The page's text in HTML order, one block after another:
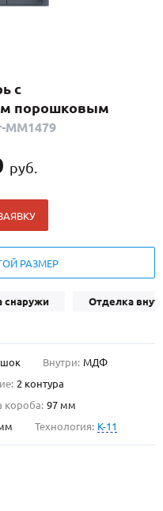
с доставкой и установкой в
с
порошковым
ММ1479
руб.
РАЗМЕР
снаружи Отделка
Внутри: МДФ
2 контура
короба: 97 мм
Технология: K-11